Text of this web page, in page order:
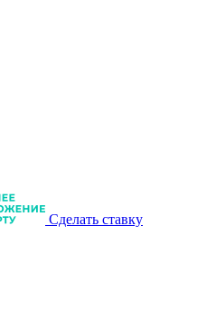
Сделать ставку